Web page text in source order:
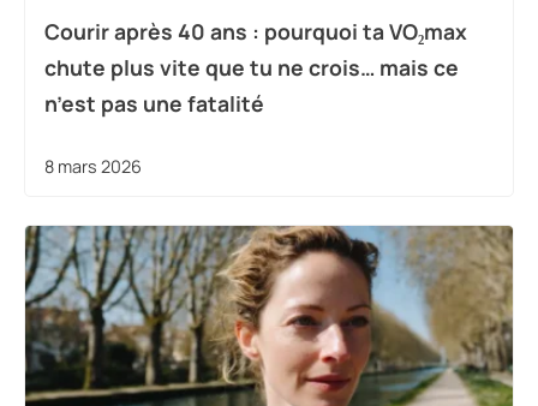
Courir après 40 ans : pourquoi ta VO₂max
chute plus vite que tu ne crois… mais ce
n’est pas une fatalité
8 mars 2026